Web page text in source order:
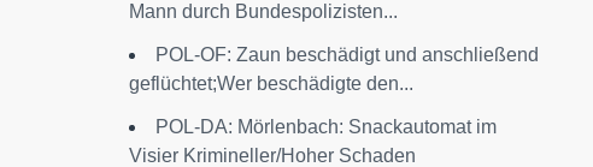
Mann durch Bundespolizisten...
POL-OF: Zaun beschädigt und anschließend
geflüchtet;Wer beschädigte den...
POL-DA: Mörlenbach: Snackautomat im
Visier Krimineller/Hoher Schaden